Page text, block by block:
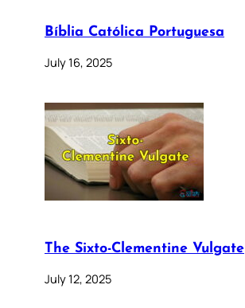
Bíblia Católica Portuguesa
July 16, 2025
The Sixto-Clementine Vulgate
July 12, 2025